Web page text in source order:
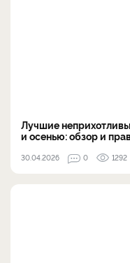
Лучшие
и осенью: обзор и
30.04.2026 0 1292